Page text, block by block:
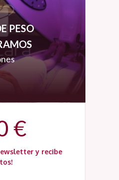
PESO
€
y recibe